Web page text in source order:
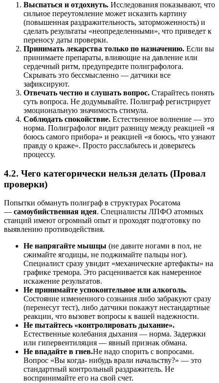
Выспаться и отдохнуть. Исследования показывают, что
сильное переутомление может исказить картину
(повышенная раздражительность, заторможенность) и
сделать результаты «неопределенными», что приведет к
переносу даты проверки.
Принимать лекарства только по назначению. Если вы
принимаете препараты, влияющие на давление или
сердечный ритм, предупредите полиграфолога.
Скрывать это бессмысленно — датчики все
зафиксируют.
Отвечать честно и слушать вопрос. Старайтесь понять
суть вопроса. Не додумывайте. Полиграф регистрирует
эмоциональную значимость стимула.
Соблюдать спокойствие. Естественное волнение — это
норма. Полиграфолог видит разницу между реакцией «я
боюсь самого прибора» и реакцией «я боюсь, что узнают
правду о краже». Просто расслабьтесь и доверьтесь
процессу.
4.2. Чего категорически нельзя делать (Провал
проверки)
Попытки обмануть полиграф в структурах Росатома
— самоубийственная идея. Специалисты ЛПФО атомных
станций имеют огромный опыт и проходят подготовку по
выявлению противодействия.
Не напрягайте мышцы (не давите ногами в пол, не
сжимайте ягодицы, не поджимайте пальцы ног).
Специалист сразу увидит «механические артефакты» на
графике тремора. Это расценивается как намеренное
искажение результатов.
Не принимайте успокоительное или алкоголь.
Состояние измененного сознания либо забракуют сразу
(перенесут тест), либо датчики покажут нестандартные
реакции, что вызовет вопросы к вашей надежности.
Не пытайтесь «контролировать дыхание».
Естественные колебания дыхания — норма. Задержки
или гипервентиляция — явный признак обмана.
Не впадайте в гнев.Не надо спорить с вопросами.
Вопрос «Вы когда- нибудь врали начальству?» — это
стандартный контрольный раздражитель. Не
воспринимайте его на свой счет.